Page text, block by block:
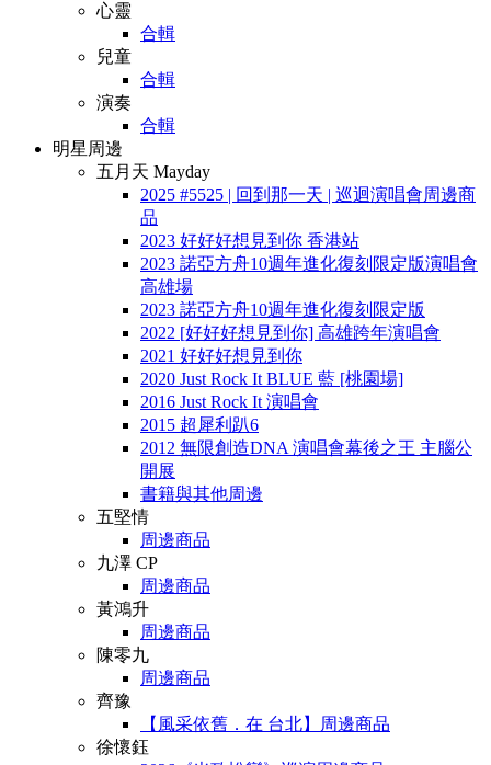
心靈
合輯
兒童
合輯
演奏
合輯
明星周邊
五月天 Mayday
2025 #5525 | 回到那一天 | 巡迴演唱會周邊商
品
2023 好好好想見到你 香港站
2023 諾亞方舟10週年進化復刻限定版演唱會
高雄場
2023 諾亞方舟10週年進化復刻限定版
2022 [好好好想見到你] 高雄跨年演唱會
2021 好好好想見到你
2020 Just Rock It BLUE 藍 [桃園場]
2016 Just Rock It 演唱會
2015 超犀利趴6
2012 無限創造DNA 演唱會幕後之王 主腦公
開展
書籍與其他周邊
五堅情
周邊商品
九澤 CP
周邊商品
黃鴻升
周邊商品
陳零九
周邊商品
齊豫
【風采依舊．在 台北】周邊商品
徐懷鈺